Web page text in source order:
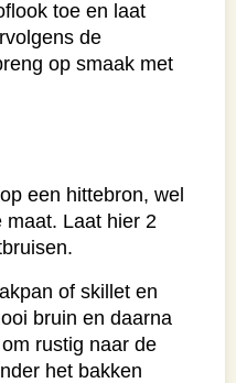
toe en laat
de
op smaak met
een hittebron, wel
maat. Laat hier 2
of skillet en
bruin en daarna
rustig naar de
het bakken